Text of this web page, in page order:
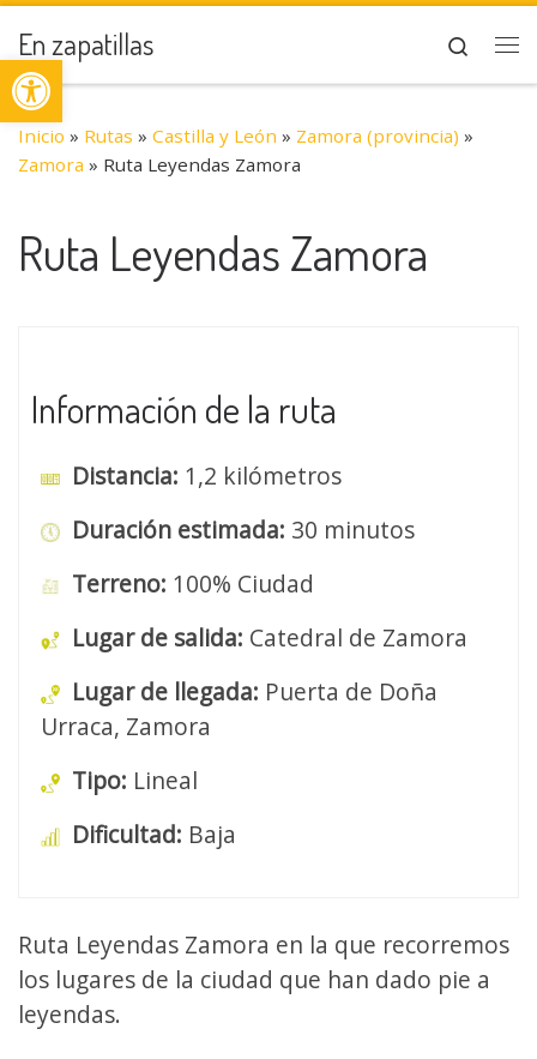
Abrir barra de herramientas
Saltar al contenido
En zapatillas
Search
Inicio » Rutas » Castilla y León » Zamora (provincia) »
Zamora » Ruta Leyendas Zamora
Ruta Leyendas Zamora
Información de la ruta
Distancia: 1,2 kilómetros
Duración estimada: 30 minutos
Terreno: 100% Ciudad
Lugar de salida: Catedral de Zamora
Lugar de llegada: Puerta de Doña
Urraca, Zamora
Tipo: Lineal
Dificultad: Baja
Ruta Leyendas Zamora en la que recorremos
los lugares de la ciudad que han dado pie a
leyendas.